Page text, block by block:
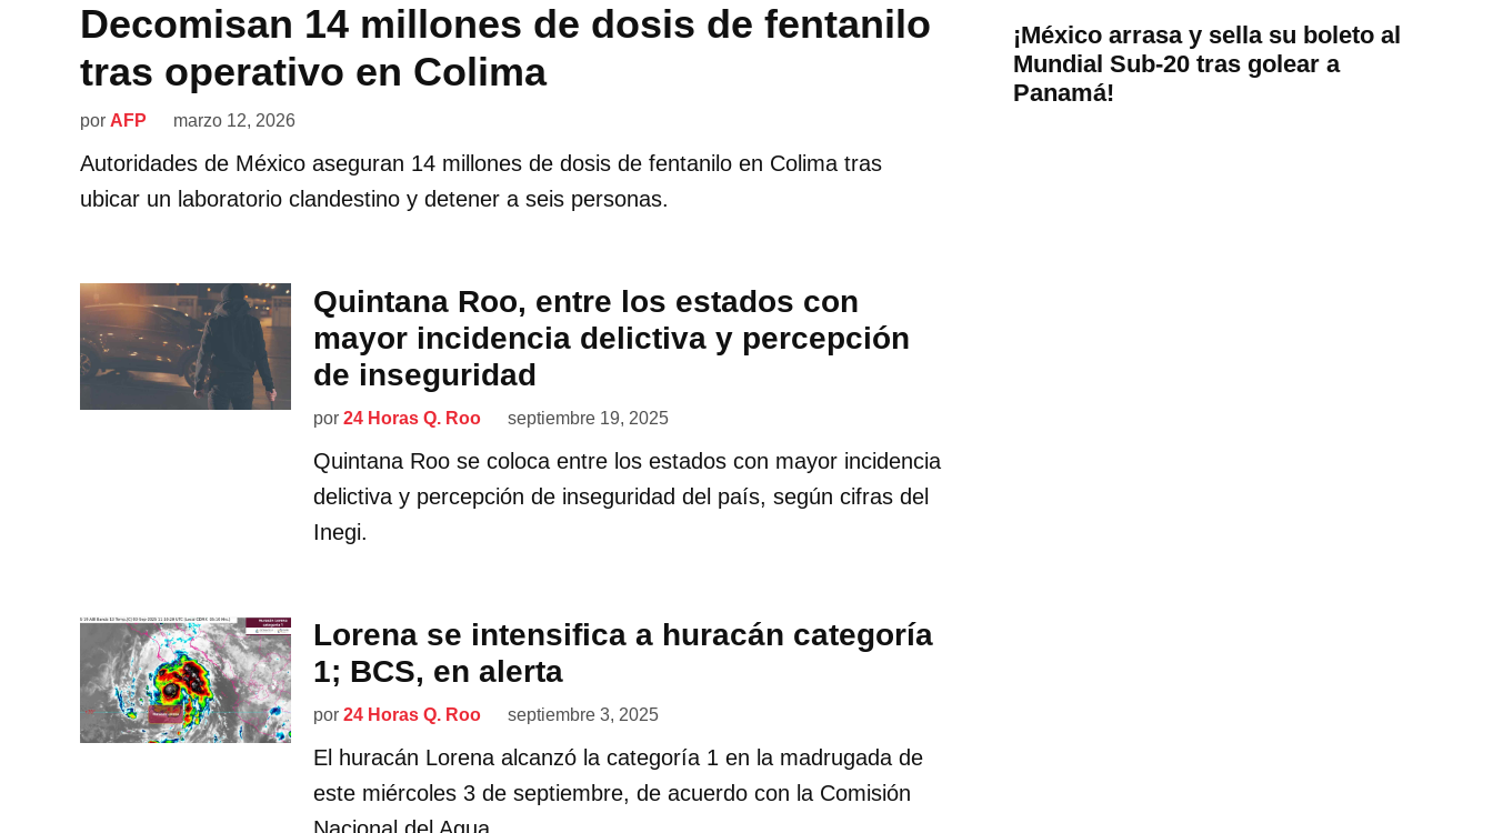
Decomisan 14 millones de dosis de fentanilo
tras operativo en Colima
por AFP marzo 12, 2026
Autoridades de México aseguran 14 millones de dosis de fentanilo en Colima tras
ubicar un laboratorio clandestino y detener a seis personas.
Quintana Roo, entre los estados con
mayor incidencia delictiva y percepción
de inseguridad
por 24 Horas Q. Roo septiembre 19, 2025
Quintana Roo se coloca entre los estados con mayor incidencia
delictiva y percepción de inseguridad del país, según cifras del
Inegi.
Lorena se intensifica a huracán categoría
1; BCS, en alerta
por 24 Horas Q. Roo septiembre 3, 2025
El huracán Lorena alcanzó la categoría 1 en la madrugada de
este miércoles 3 de septiembre, de acuerdo con la Comisión
¡México arrasa y sella su boleto al
Mundial Sub-20 tras golear a
Panamá!